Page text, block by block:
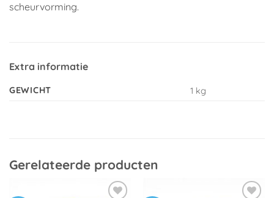
scheurvorming.
Extra informatie
GEWICHT 1 kg
Gerelateerde producten